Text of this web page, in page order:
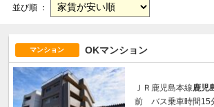
並び順 ：
マンション OKマンション
ＪＲ鹿児島本線鹿児
前 バス乗車時間